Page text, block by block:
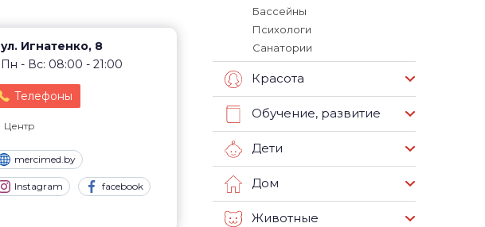
ул. Игнатенко, 8
Пн - Вс: 08:00 - 21:00
Телефоны
Центр
mercimed.by
Instagram facebook
Бассейны
Психологи
Санатории
Красота
Обучение, развитие
Дети
Дом
Животные